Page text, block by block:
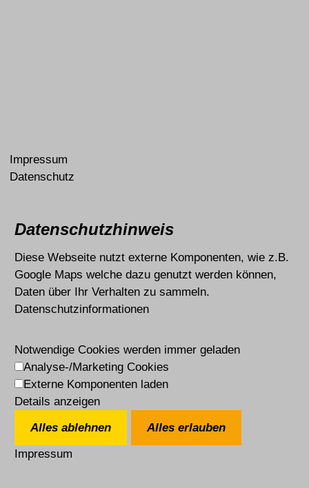
Impressum
Datenschutz
Datenschutzhinweis
Diese Webseite nutzt externe Komponenten, wie z.B.
Google Maps welche dazu genutzt werden können,
Daten über Ihr Verhalten zu sammeln.
Datenschutzinformationen
Notwendige Cookies werden immer geladen
Analyse-/Marketing Cookies
Externe Komponenten laden
Details anzeigen
Alles ablehnen
Alles erlauben
Impressum